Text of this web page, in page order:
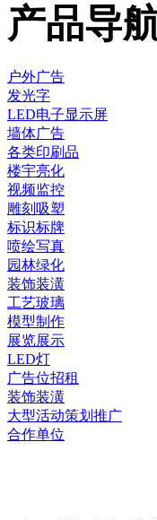
产品导
户外广告
发光字
LED电子显示屏
墙体广告
各类印刷品
楼宇亮化
视频监控
雕刻吸塑
标识标牌
喷绘写真
园林绿化
装饰装潢
工艺玻璃
模型制作
展览展示
LED灯
广告位招租
装饰装潢
大型活动策划推广
合作单位